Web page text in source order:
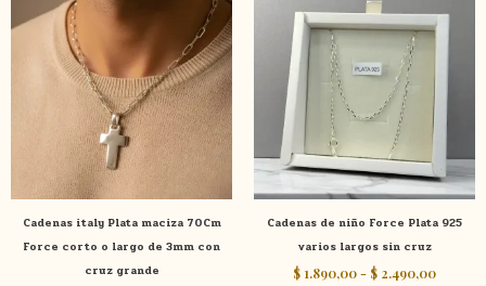
Cadenas italy Plata maciza 70Cm
Force corto o largo de 3mm con
cruz grande
precios:
desde
$ 6.490,00
hasta
$ 10.380,00
producto
tiene
múltiples
variantes.
Las
opciones
se
elegir
en
la
Cadenas de niño Force Plata 925
varios largos sin cruz
$ 1.890,00- $ 2.490,00
precios:
tiene
Las
se
pueden
elegir
en
la
página